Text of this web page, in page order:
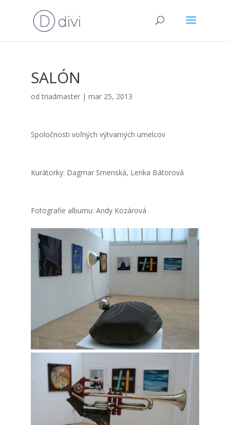
SALÓN
odtriadmaster| mar 25, 2013
Spo­loč­nos­ti voľ­ných výtvar­ných umel­cov
Kurá­tor­ky: Dag­mar Srnen­ská, Len­ka Báto­ro­vá
Foto­gra­fie albu­mu: Andy Kozá­ro­vá